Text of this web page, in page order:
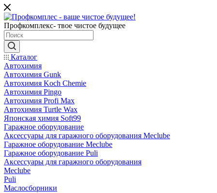
Профкомплекс- твое чистое будущее
Каталог
Автохимия
Автохимия Gunk
Автохимия Koch Chemie
Автохимия Pingo
Автохимия Profi Max
Автохимия Turtle Wax
Японская химия Soft99
Гаражное оборудование
Аксессуары для гаражного оборудования Meclube
Гаражное оборудование Meclube
Гаражное оборудование Puli
Аксессуары для гаражного оборудования
Meclube
Puli
Маслосборники